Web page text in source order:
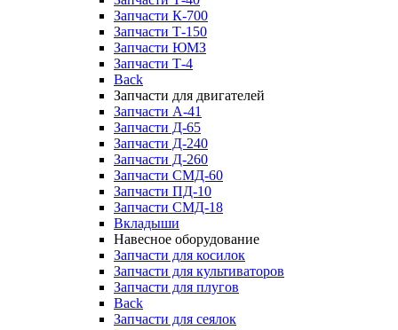
Запчасти К-700
Запчасти Т-150
Запчасти ЮМЗ
Запчасти Т-4
Back
Запчасти для двигателей
Запчасти А-41
Запчасти Д-65
Запчасти Д-240
Запчасти Д-260
Запчасти СМД-60
Запчасти ПД-10
Запчасти СМД-18
Вкладыши
Навесное оборудование
Запчасти для косилок
Запчасти для культиваторов
Запчасти для плугов
Back
Запчасти для сеялок